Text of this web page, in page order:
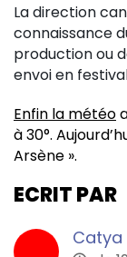
La direction
connaissance
production ou
envoi en
Enfin la météo
à 30°.
Arsène ».
ECRIT PAR
Catya